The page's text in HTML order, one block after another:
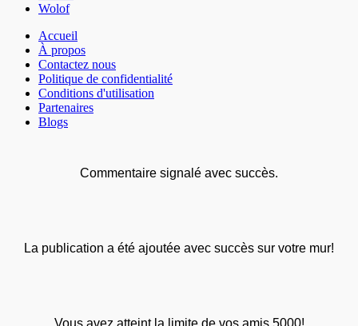
Wolof
Accueil
À propos
Contactez nous
Politique de confidentialité
Conditions d'utilisation
Partenaires
Blogs
Commentaire signalé avec succès.
La publication a été ajoutée avec succès sur votre mur!
Vous avez atteint la limite de vos amis 5000!